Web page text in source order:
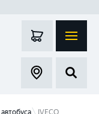
IVECO